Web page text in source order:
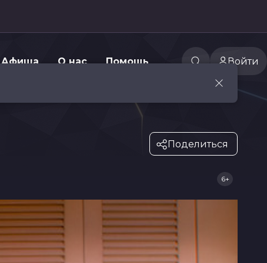
Афиша О нас Помощь Войти
Поделиться
6+